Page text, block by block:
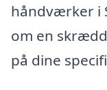
håndværker i
om en
på dine